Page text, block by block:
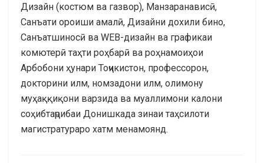
Дизайн (костюм ва газвор), Манзаранависӣ,
Санъати ороиши амалӣ, Дизайни дохили бино,
Санъатшиносӣ ва WEB-дизайн ва графикаи
комютерӣ таҳти роҳбарӣ ва роҳнамоиҳои
Арбобони ҳунари Тоҷикистон, профессорон,
докторини илм, номзадони илм, олимону
муҳаққиқони варзида ва муаллимони калони
соҳибтаҷрибаи Донишкада зинаи таҳсилоти
магистратураро хатм менамоянд.